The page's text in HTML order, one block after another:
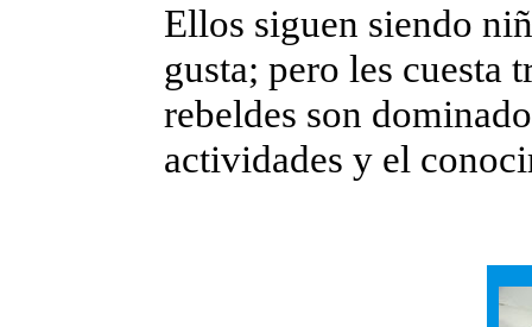
Ellos siguen siendo
gusta; pero les cuesta
rebeldes son
actividades y el